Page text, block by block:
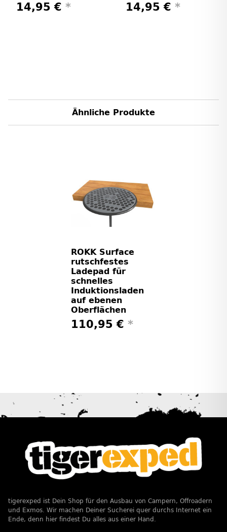
14,95 € * 14,95 € *
Ähnliche Produkte
ROKK Surface
rutschfestes
Ladepad für
schnelles
Induktionsladen
auf ebenen
Oberflächen
110,95 € *
tigerexped ist Dein Shop für den Ausbau von Campern, Offroadern
und Exmos. Wir machen Deiner Sucherei quer durchs Internet ein
Ende, denn hier findest Du alles aus einer Hand.